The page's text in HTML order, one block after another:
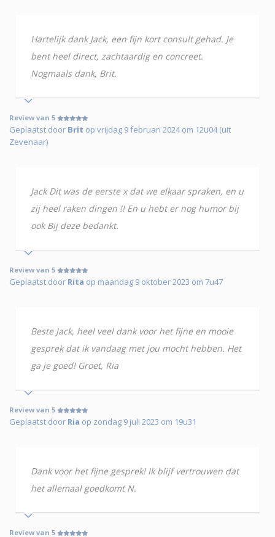
Hartelijk dank Jack, een fijn kort consult gehad. Je
bent heel direct, zachtaardig en concreet.
Nogmaals dank, Brit.
Review van 5
Geplaatst door Brit op vrijdag 9 februari 2024 om 12u04 (uit
Zevenaar)
Jack Dit was de eerste x dat we elkaar spraken, en u
zij heel raken dingen !! En u hebt er nog humor bij
ook Bij deze bedankt.
Review van 5
Geplaatst door Rita op maandag 9 oktober 2023 om 7u47
Beste Jack, heel veel dank voor het fijne en mooie
gesprek dat ik vandaag met jou mocht hebben. Het
ga je goed! Groet, Ria
Review van 5
Geplaatst door Ria op zondag 9 juli 2023 om 19u31
Dank voor het fijne gesprek! Ik blijf vertrouwen dat
het allemaal goedkomt N.
Review van 5